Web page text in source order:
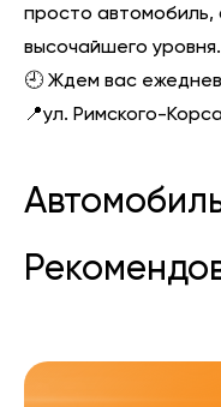
просто автомобиль,
высочайшего уровня.
🕘 Ждем вас
📍ул. Римского-